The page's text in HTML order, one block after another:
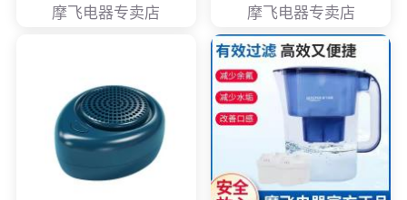
摩飞电器专卖店 摩飞电器专卖店